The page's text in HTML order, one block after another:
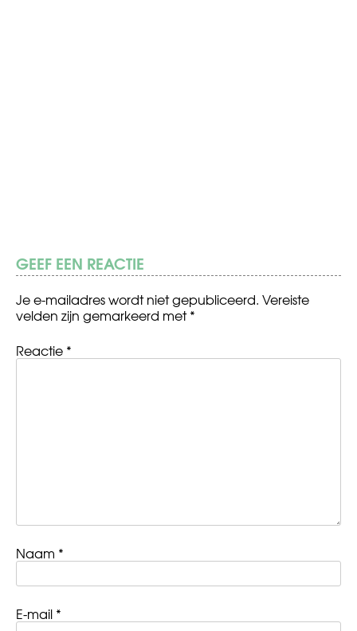
GEEF EEN REACTIE
Je e-mailadres wordt niet gepubliceerd. Vereiste
velden zijn gemarkeerd met*
Reactie *
Naam *
E-mail *